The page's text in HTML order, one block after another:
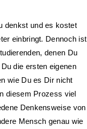
denkst und es kostet
einbringt. Dennoch ist
denen Du
die ersten eigenen
wie Du es Dir nicht
diesem Prozess viel
Denkensweise von
Mensch genau wie